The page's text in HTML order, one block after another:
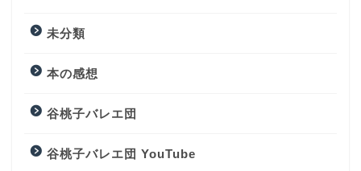
未分類
本の感想
谷桃子バレエ団
谷桃子バレエ団 YouTube